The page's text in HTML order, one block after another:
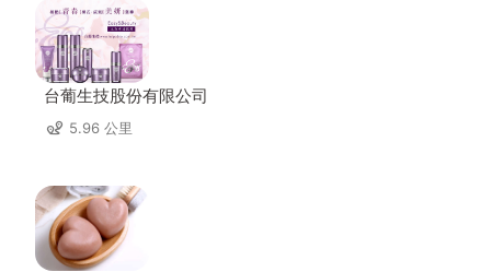
台葡生技股份有限公司
5.96 公里